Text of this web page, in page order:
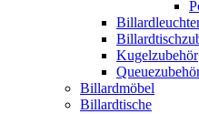
Kugelzubehör
Billardmöbel
Billardtische